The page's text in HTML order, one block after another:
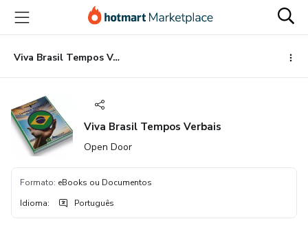
para
conteúdo
principal
para
pagamento
para
rodapé
Viva Brasil Tempos Verbais
Viva Brasil Tempos Verbais
Open Door
Formato: eBooks ou Documentos
Idioma: Português